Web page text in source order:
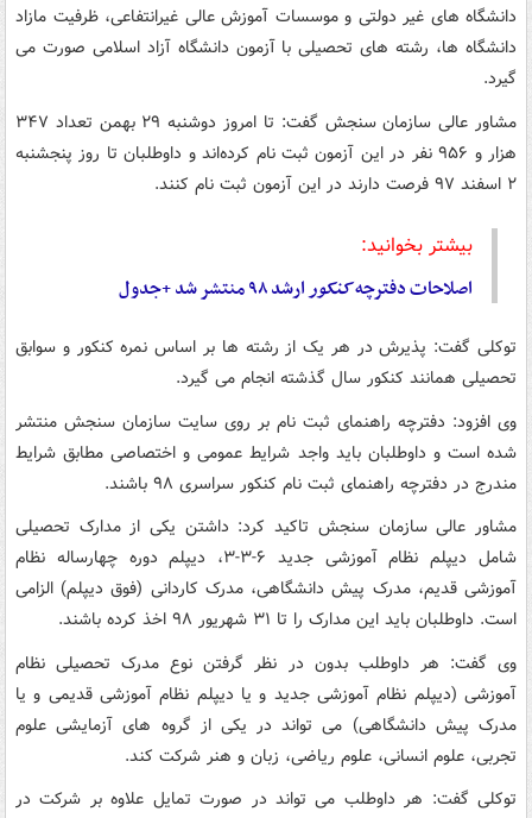
دانشگاه های غیر دولتی و موسسات آموزش عالی غیرانتفاعی، ظرفیت مازاد
دانشگاه ها، رشته های تحصیلی با آزمون دانشگاه آزاد اسلامی صورت می
گیرد.
مشاور عالی سازمان سنجش گفت: تا امروز دوشنبه ۲۹ بهمن تعداد ۳۴۷
هزار و ۹۵۶ نفر در این آزمون ثبت نام کرده‌اند و داوطلبان تا روز پنجشنبه
۲ اسفند ۹۷ فرصت دارند در این آزمون ثبت نام کنند.
بیشتر بخوانید:
اصلاحات دفترچهکنکورارشد ۹۸ منتشر شد +جدول
توکلی گفت: پذیرش در هر یک از رشته ها بر اساس نمره کنکور و سوابق
تحصیلی همانند کنکور سال گذشته انجام می گیرد.
وی افزود: دفترچه راهنمای ثبت نام بر روی سایت سازمان سنجش منتشر
شده است و داوطلبان باید واجد شرایط عمومی و اختصاصی مطابق شرایط
مندرج در دفترچه راهنمای ثبت نام کنکور سراسری ۹۸ باشند.
مشاور عالی سازمان سنجش تاکید کرد: داشتن یکی از مدارک تحصیلی
شامل دیپلم نظام آموزشی جدید ۶-۳-۳، دیپلم دوره چهارساله نظام
آموزشی قدیم، مدرک پیش دانشگاهی، مدرک کاردانی (فوق دیپلم) الزامی
است. داوطلبان باید این مدارک را تا ۳۱ شهریور ۹۸ اخذ کرده باشند.
وی گفت: هر داوطلب بدون در نظر گرفتن نوع مدرک تحصیلی نظام
آموزشی (دیپلم نظام آموزشی جدید و یا دیپلم نظام آموزشی قدیمی و یا
مدرک پیش دانشگاهی) می تواند در یکی از گروه های آزمایشی علوم
تجربی، علوم انسانی، علوم ریاضی، زبان و هنر شرکت کند.
توکلی گفت: هر داوطلب می تواند در صورت تمایل علاوه بر شرکت در